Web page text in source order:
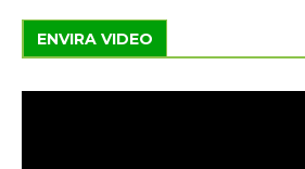
ENVIRA VIDEO